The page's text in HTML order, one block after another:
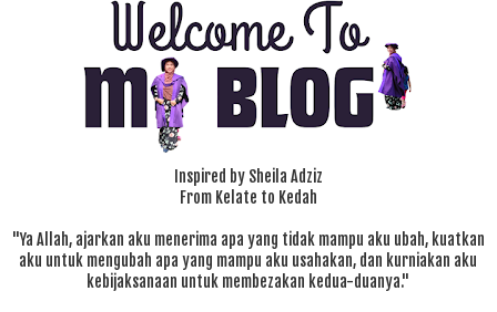
Inspired by Sheila Adziz
From Kelate to Kedah
"Ya Allah, ajarkan aku menerima apa yang tidak mampu aku ubah, kuatkan
aku untuk mengubah apa yang mampu aku usahakan, dan kurniakan aku
kebijaksanaan untuk membezakan kedua-duanya."